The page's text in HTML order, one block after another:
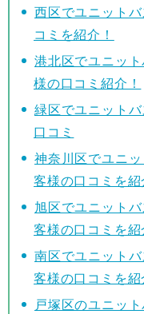
西区でユニット
コミを紹介！
港北区でユニッ
様の口コミ紹介！
緑区でユニット
口コミ
神奈川区でユニ
客様の口コミを紹
旭区でユニット
客様の口コミを紹
南区でユニット
客様の口コミを紹
戸塚区のユニッ